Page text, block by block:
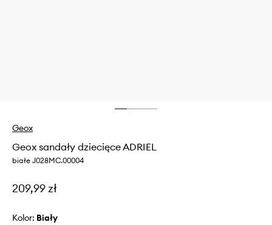
Geox
Geox sandały dziecięce ADRIEL
białe J028MC.00004
209,99 zł
Kolor: biały